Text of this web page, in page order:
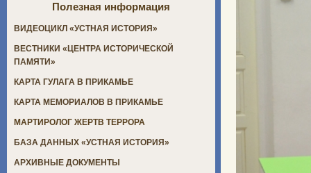
Полезная информация
ВИДЕОЦИКЛ «УСТНАЯ ИСТОРИЯ»
ВЕСТНИКИ «ЦЕНТРА ИСТОРИЧЕСКОЙ
ПАМЯТИ»
КАРТА ГУЛАГА В ПРИКАМЬЕ
КАРТА МЕМОРИАЛОВ В ПРИКАМЬЕ
МАРТИРОЛОГ ЖЕРТВ ТЕРРОРА
БАЗА ДАННЫХ «УСТНАЯ ИСТОРИЯ»
АРХИВНЫЕ ДОКУМЕНТЫ